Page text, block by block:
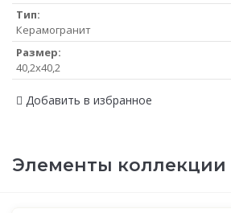
Тип:
Керамогранит
Размер:
40,2x40,2
Добавить в избранное
Элементы коллекции